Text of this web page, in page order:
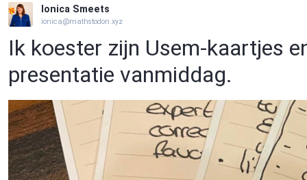
Ionica Smeets
ionica@mathstodon.xyz
Ik koester zijn Usem-kaartjes
presentatie vanmiddag.